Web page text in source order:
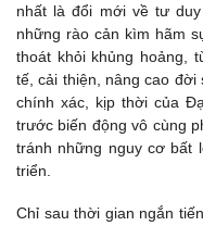
nhất là đổi mới về tư
những rào cản kìm hãm
thoát khỏi khủng hoảng,
tế, cải thiện, nâng cao đời
chính xác, kịp thời của
trước biến động vô cùng
tránh những nguy cơ bất
triển.
Chỉ sau thời gian ngắn